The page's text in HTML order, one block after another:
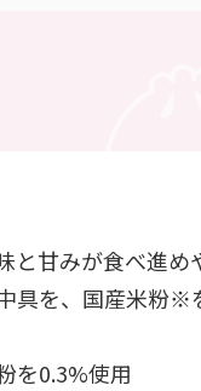
と甘みが食べ進
具を、国産米粉
を0.3%使用